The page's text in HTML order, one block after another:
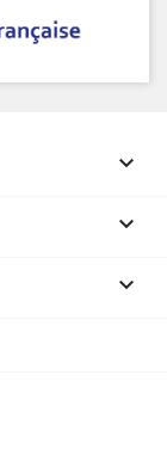


